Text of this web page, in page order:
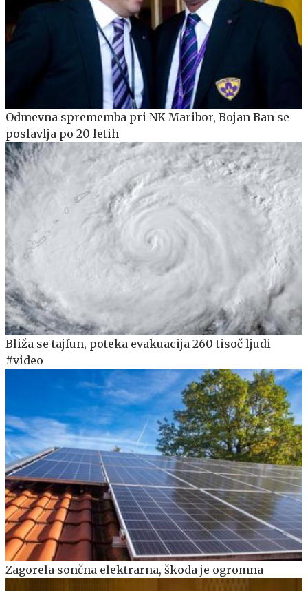
Odmevna sprememba pri NK Maribor, Bojan Ban se
poslavlja po 20 letih
Bliža se tajfun, poteka evakuacija 260 tisoč ljudi
#video
Zagorela sončna elektrarna, škoda je ogromna